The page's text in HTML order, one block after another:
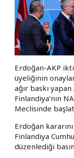
Erdoğan-AKP
üyeliğinin
ağır baskı
Finlandiya’nın
Meclisinde
Erdoğan
Finlandiya
düzenlediği